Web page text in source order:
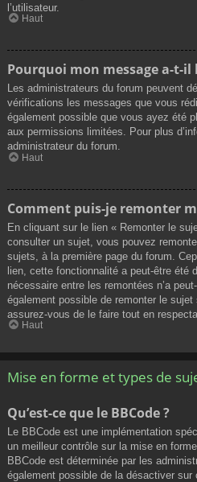
l’utilisateur.
Haut
Pourquoi mon message a-t-il
Les administrateurs du forum peuvent
vérifications les messages que vous
également possible que vous ayez été
aux permissions limitées. Pour plus
administrateur du forum.
Haut
Comment puis-je remonter
En cliquant sur le lien « Remonter le
consulter un sujet, vous pouvez
sujets, à la première page du forum.
lien, cette fonctionnalité a peut-être été
nécessaire entre les remontées n’a
également possible de remonter le
assurez-vous de le faire tout en
Haut
Mise en forme et types de
Qu’est-ce que le BBCode ?
Le BBCode est une implémentation
un meilleur contrôle sur la mise en
BBCode est déterminée par les
également possible de la désactiver sur